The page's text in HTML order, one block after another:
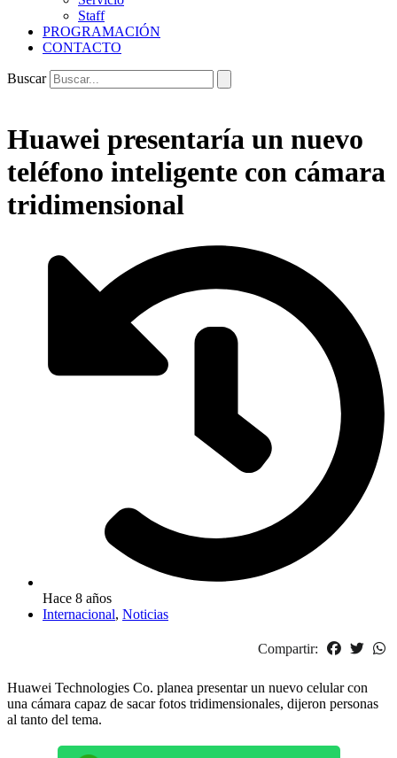
Staff
PROGRAMACIÓN
CONTACTO
Buscar
Huawei presentaría un nuevo
teléfono inteligente con cámara
tridimensional
Hace 8 años
Internacional, Noticias
Compartir:
Huawei Technologies Co. planea presentar un nuevo celular con
una cámara capaz de sacar fotos tridimensionales, dijeron personas
al tanto del tema.